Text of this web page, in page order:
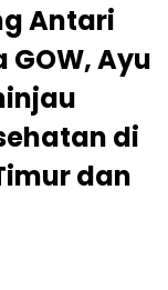
Antari
Ayu
di
dan